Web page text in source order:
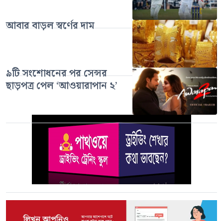
আবার বাড়ল স্বর্ণের দাম
৯টি সংশোধনের পর সেন্সর
ছাড়পত্র পেল ‘আওয়ারাপান ২’